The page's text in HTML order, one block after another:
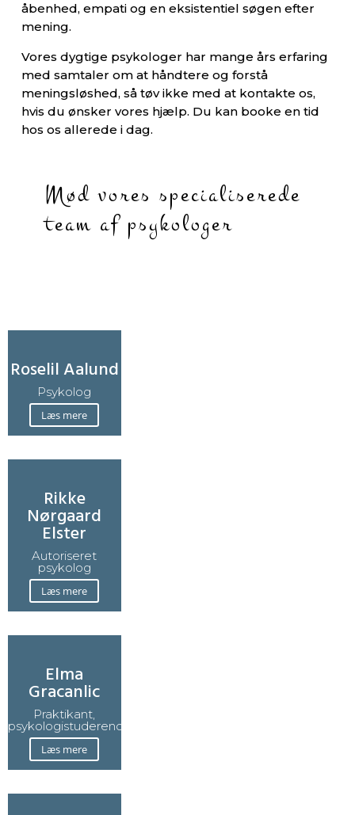
åbenhed, empati og en eksistentiel søgen efter
mening.
Vores dygtige psykologer har mange års erfaring
med samtaler om at håndtere og forstå
meningsløshed, så tøv ikke med at kontakte os,
hvis du ønsker vores hjælp. Du kan booke en tid
hos os allerede i dag.
Mød vores specialiserede
team af psykologer
Roselil Aalund
Psykolog
Læs mere
Rikke
Nørgaard
Elster
Autoriseret
psykolog
Læs mere
Elma
Gracanlic
Praktikant,
psykologistuderende
Læs mere